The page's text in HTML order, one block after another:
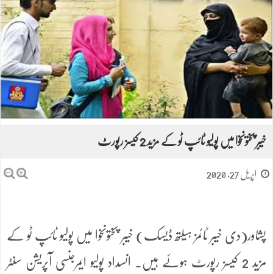
خیبر پختونخوا میں پولیو ٹائپ ٹو کے مزید 2 کیسز رپورٹ
اپریل 27, 2020
پشاور(دی خیبر ٹائمز ہیلتھ ڈیسک) خیبر پختونخوا میں پولیو ٹائپ ٹو کے
مزید 2 کیسز رپورٹ ہوئے ہیں. انسداد پولیو ایمرجنسی آپریشن سنٹر